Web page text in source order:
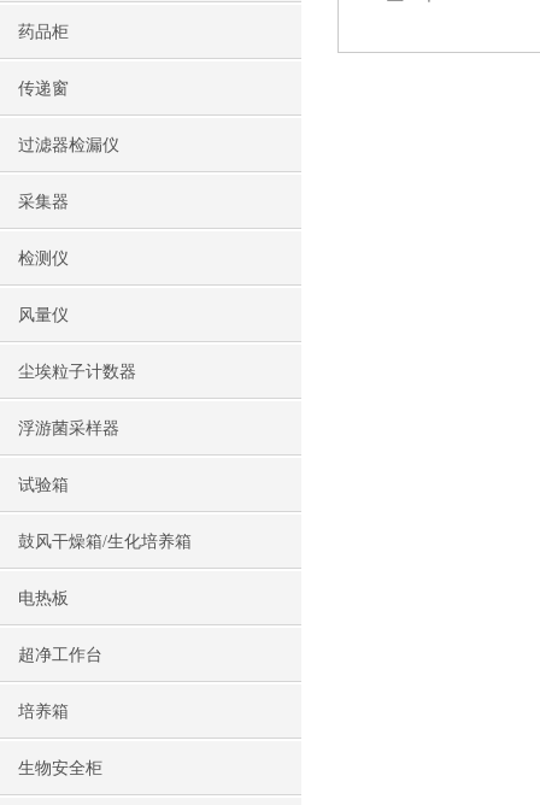
药品柜
传递窗
过滤器检漏仪
采集器
检测仪
风量仪
尘埃粒子计数器
浮游菌采样器
试验箱
鼓风干燥箱/生化培养箱
电热板
超净工作台
培养箱
生物安全柜